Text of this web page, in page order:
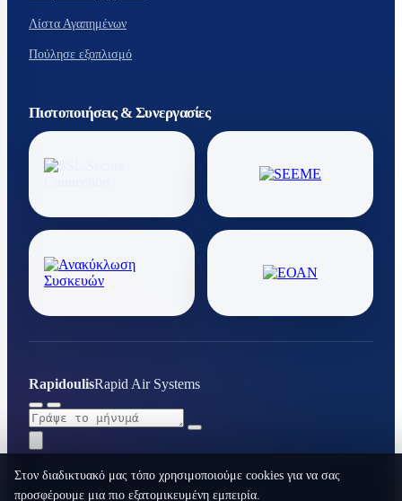
Λίστα Αγαπημένων
Πούλησε εξοπλισμό
Πιστοποιήσεις & Συνεργασίες
RapidoulisRapid Air Systems
Στον διαδικτυακό μας τόπο χρησιμοποιούμε cookies για να σας
προσφέρουμε μια πιο εξατομικευμένη εμπειρία.
RAPID AIR SYSTEMS © 2026. All rights reserved.